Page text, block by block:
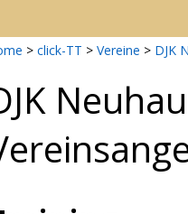
> click-TT > Vereine > DJK